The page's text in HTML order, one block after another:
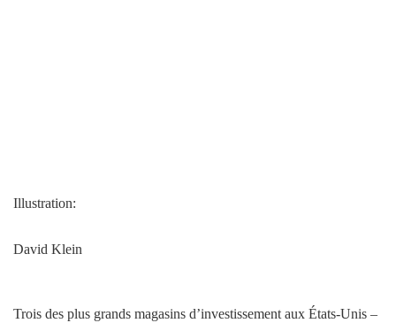
Illustration:
David Klein
Trois des plus grands magasins d’investissement aux États-Unis –